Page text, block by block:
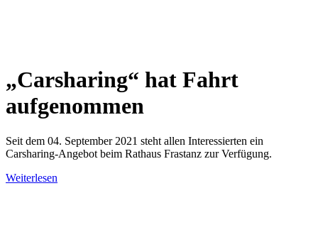
„Carsharing“ hat Fahrt
aufgenommen
Seit dem 04. September 2021 steht allen Interessierten ein
Carsharing-Angebot beim Rathaus Frastanz zur Verfügung.
Weiterlesen